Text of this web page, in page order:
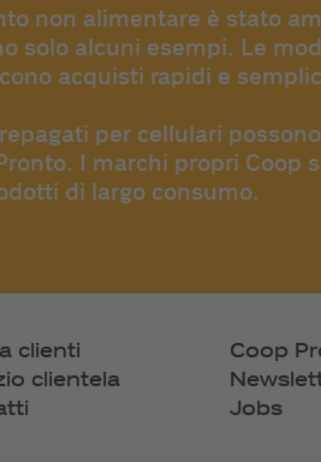
non alimentare è stato
solo alcuni esempi. Le
acquisti rapidi e
per cellulari
I marchi propri
di largo consumo.
clienti
clientela
Coop
Jobs